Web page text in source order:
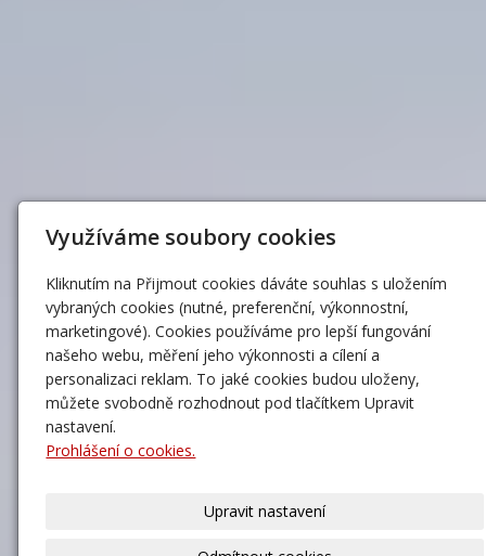
Využíváme soubory cookies
Kliknutím na Přijmout cookies dáváte souhlas s uložením
vybraných cookies (nutné, preferenční, výkonnostní,
marketingové). Cookies používáme pro lepší fungování
našeho webu, měření jeho výkonnosti a cílení a
personalizaci reklam. To jaké cookies budou uloženy,
můžete svobodně rozhodnout pod tlačítkem Upravit
nastavení.
Prohlášení o cookies.
Upravit nastavení